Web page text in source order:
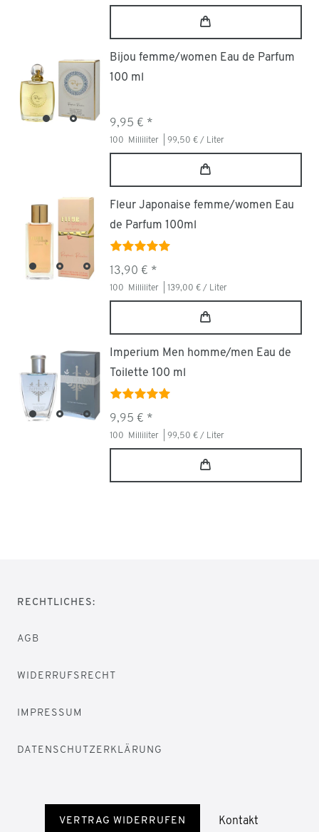
Bijou femme/women Eau de Parfum
100 ml
9,95 € *
100 Milliliter | 99,50 € / Liter
Fleur Japonaise femme/women Eau
de Parfum 100ml
13,90 € *
100 Milliliter | 139,00 € / Liter
Imperium Men homme/men Eau de
Toilette 100 ml
9,95 € *
100 Milliliter | 99,50 € / Liter
RECHTLICHES:
AGB
WIDERRUFSRECHT
IMPRESSUM
DATENSCHUTZERKLÄRUNG
VERTRAG WIDERRUFEN Kontakt